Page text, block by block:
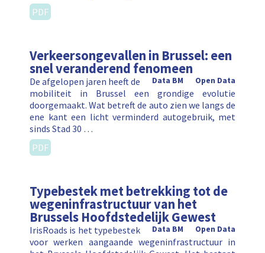
PDF
Verkeersongevallen in Brussel: een
snel veranderend fenomeen
Open Data
Data BM
De afgelopen jaren heeft de
mobiliteit in Brussel een grondige evolutie
doorgemaakt. Wat betreft de auto zien we langs de
ene kant een licht verminderd autogebruik, met
sinds Stad 30 …
PDF
Typebestek met betrekking tot de
wegeninfrastructuur van het
Brussels Hoofdstedelijk Gewest
Open Data
Data BM
IrisRoads is het typebestek
voor werken aangaande wegeninfrastructuur in